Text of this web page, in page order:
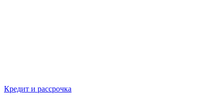
Кредит и рассрочка